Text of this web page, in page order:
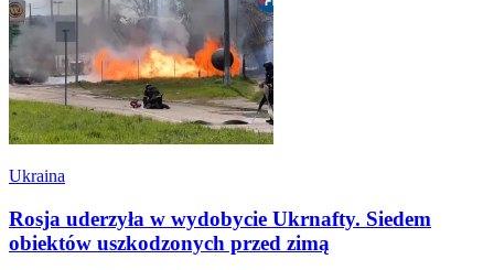
Ukraina
Rosja uderzyła w wydobycie Ukrnafty. Siedem
obiektów uszkodzonych przed zimą